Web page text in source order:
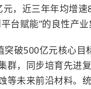
，近三年年均增速
台赋能”的良性产业
突破500亿元核心目
群，同步培育先进
等未来前沿材料。